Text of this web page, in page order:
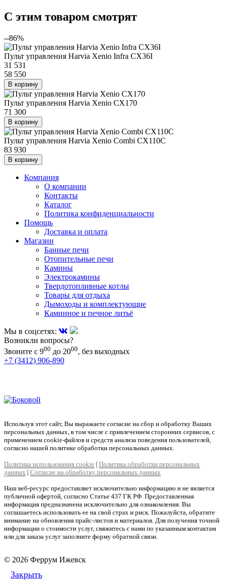
C этим товаром смотрят
--86%
Пульт управления Harvia Xenio Infra CX36I
31 531
58 550
В корзину
Пульт управления Harvia Xenio CX170
71 300
В корзину
Пульт управления Harvia Xenio Combi CX110C
83 930
В корзину
Компания
О компании
Контакты
Каталог
Политика конфиденциальности
Помощь
Доставка и оплата
Магазин
Банные печи
Отопительные печи
Камины
Электрокамины
Твердотопливные котлы
Товары для отдыха
Дымоходы и комплектующие
Каминное и печное литьё
Мы в соцсетях:
Возникли вопросы?
Звоните с 900 до 2000, без выходных
+7 (3412) 906-890
Используя этот сайт, Вы выражаете согласие на сбор и обработку Ваших
персональных данных, в том числе с привлечением сторонних сервисов, с
применением cookie-файлов и средств анализа поведения пользователей,
согласно нашей политике обработки персональных данных.
Политика использования cookie | Политика обработки персональных
данных | Согласие на обработку персональных данных
Наш веб-ресурс предоставляет исключительно информацию и не является
публичной офертой, согласно Статье 437 ГК РФ. Предоставленная
информация предназначена исключительно для ознакомления. Вы
соглашаетесь использовать ее на свой страх и риск. Пожалуйста, обратите
внимание на обновления прайс-листов и материалов. Для получения точной
информации о стоимости услуг, свяжитесь с нами по указанным контактам
или для заказа услуг заполните форму обратной связи.
© 2026 Феррум Ижевск
Закрыть